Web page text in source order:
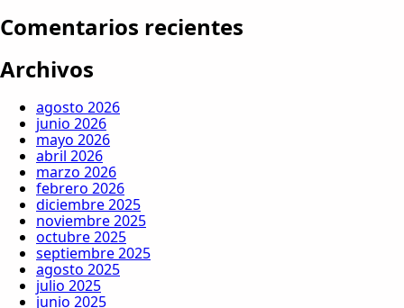
Comentarios recientes
Archivos
agosto 2026
junio 2026
mayo 2026
abril 2026
marzo 2026
febrero 2026
diciembre 2025
noviembre 2025
octubre 2025
septiembre 2025
agosto 2025
julio 2025
junio 2025